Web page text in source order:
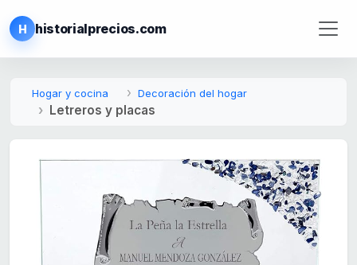
H historialprecios.com
Hogar y cocina Decoración del hogar
Letreros y placas